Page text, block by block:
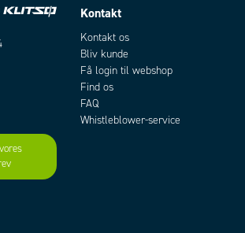
Kontakt
Kontakt os
Bliv kunde
Få login til webshop
Find os
FAQ
Whistleblower-service